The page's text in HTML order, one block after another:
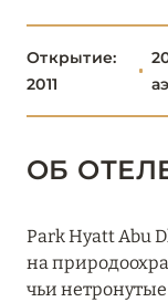
The Ritz-Carlton
The St. Regis
The St. Regis
Traders Hotel,
Открытие:
2011
ОБ
Park Hyatt Abu
на
чьи